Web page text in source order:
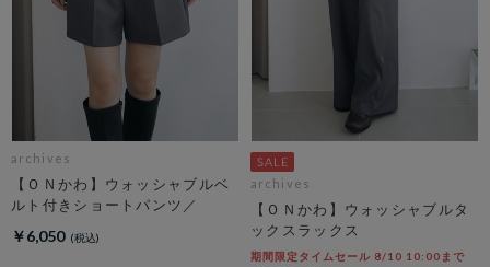
archives
【ＯＮかわ】ウォッシャブルベ
ルト付きショートパンツ／
￥6,050
archives
【ＯＮかわ】ウォッシャブルタ
ックスラックス
期間限定タイムセール 8/10 10:00まで